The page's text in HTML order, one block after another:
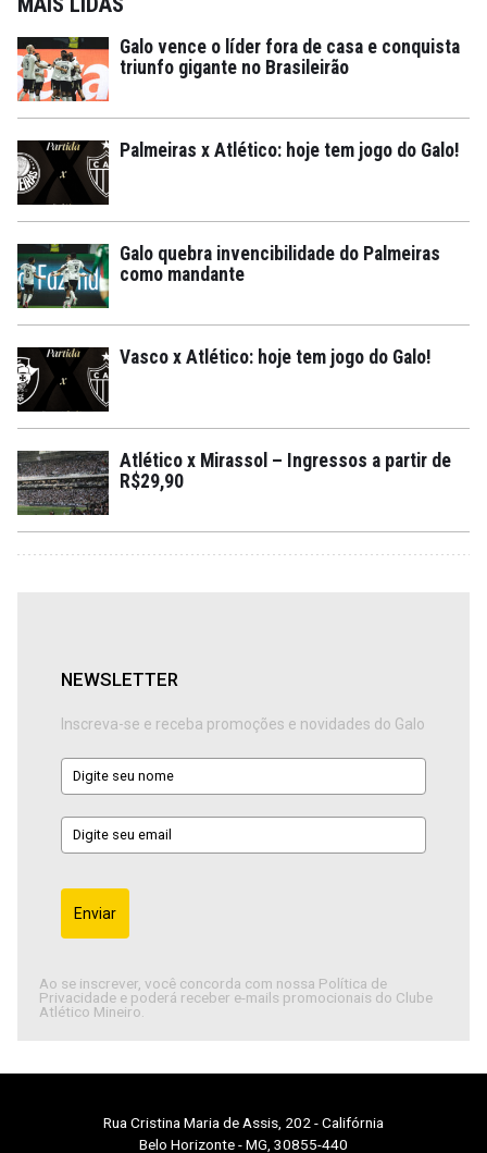
Galo vence o líder fora de casa e conquista
triunfo gigante no Brasileirão
Palmeiras x Atlético: hoje tem jogo do Galo!
Galo quebra invencibilidade do Palmeiras
como mandante
Vasco x Atlético: hoje tem jogo do Galo!
Atlético x Mirassol – Ingressos a partir de
R$29,90
NEWSLETTER
Inscreva-se e receba promoções e novidades do Galo
Enviar
Ao se inscrever, você concorda com nossa Política de
Privacidade e poderá receber e-mails promocionais do Clube
Atlético Mineiro.
Rua Cristina Maria de Assis, 202 - Califórnia
Belo Horizonte - MG, 30855-440